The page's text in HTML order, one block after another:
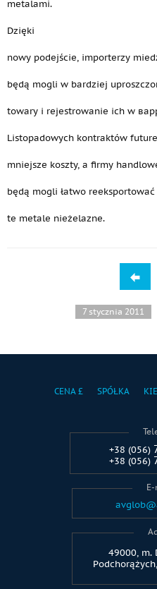
metalami.
Dzięki
nowy podejście, importerzy
będą mogli w bardziej
towary i rejestrowanie ich w
Listopadowych kontraktów
mniejsze koszty, a firmy
będą mogli łatwo reeksportować
te metale nieżelazne.
7 stycznia 2011
CENA £ SPÓŁKA
+38 (056)
+38 (056)
49000, m.